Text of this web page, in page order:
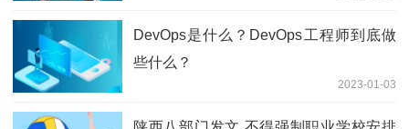
DevOps是什么？DevOps工程师到底做
些什么？
2023-01-03